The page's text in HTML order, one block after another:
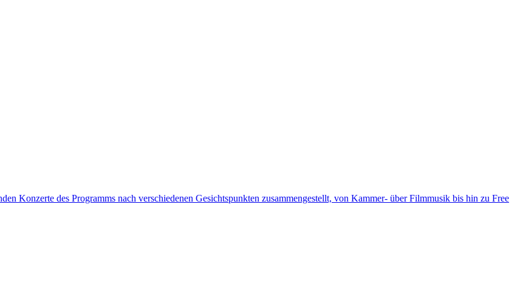
Konzerte des Programms nach verschiedenen Gesichtspunkten zusammengestellt, von Kammer- über Filmmusik bis hin zu Free